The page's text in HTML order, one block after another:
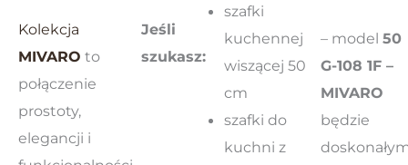
Kolekcja
MIVARO to
połączenie
prostoty,
elegancji i
Jeśli
szukasz:
szafki
kuchennej
wiszącej 50
cm
szafki do
kuchni z
– model 50
G-108 1F –
MIVARO
będzie